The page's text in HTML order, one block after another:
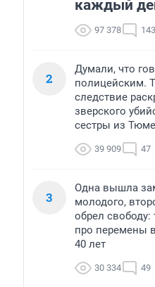
каждый
97 378 143
2
Думали, что
полицейским.
следствие
зверского
сестры из
39 909 47
3
Одна вышла
молодого,
обрел
про перемены
40 лет
30 334 49